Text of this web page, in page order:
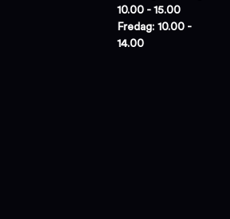
10.00 - 15.00
Fredag: 10.00 -
14.00